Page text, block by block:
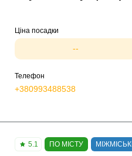
Ціна посадки
--
Телефон
+380993488538
5.1 ПО МІСТУ МІЖМІСЬКІ